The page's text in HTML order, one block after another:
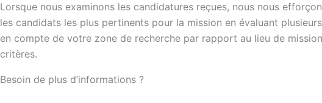
Lorsque nous examinons les candidatures reçues, nous nous
les candidats les plus pertinents pour la mission en évaluant
en compte de votre zone de recherche par rapport au lieu de mission
critères.
Besoin de plus d’informations ?